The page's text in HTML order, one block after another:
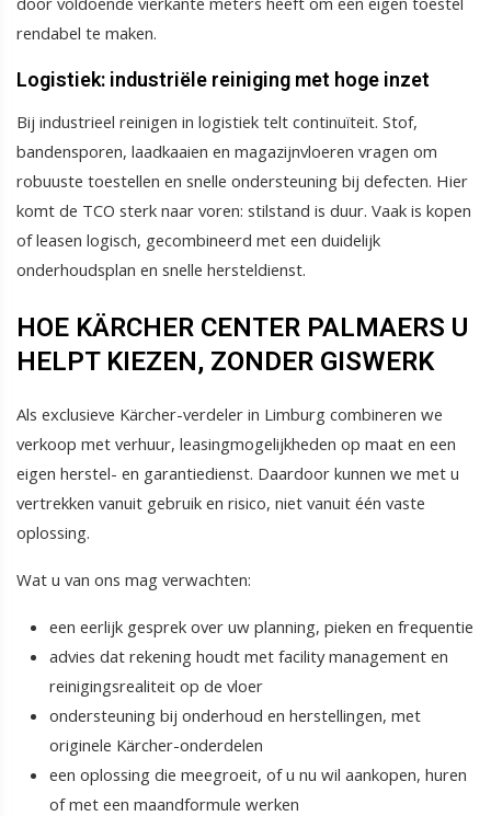
rendabel te maken.
Logistiek: industriële reiniging met hoge inzet
Bij industrieel reinigen in logistiek telt continuïteit. Stof,
bandensporen, laadkaaien en magazijnvloeren vragen om
robuuste toestellen en snelle ondersteuning bij defecten. Hier
komt de TCO sterk naar voren: stilstand is duur. Vaak is kopen
of leasen logisch, gecombineerd met een duidelijk
onderhoudsplan en snelle hersteldienst.
HOE KÄRCHER CENTER PALMAERS U
HELPT KIEZEN, ZONDER GISWERK
Als exclusieve Kärcher-verdeler in Limburg combineren we
verkoop met verhuur, leasingmogelijkheden op maat en een
eigen herstel- en garantiedienst. Daardoor kunnen we met u
vertrekken vanuit gebruik en risico, niet vanuit één vaste
oplossing.
Wat u van ons mag verwachten:
een eerlijk gesprek over uw planning, pieken en frequentie
advies dat rekening houdt met facility management en
reinigingsrealiteit op de vloer
ondersteuning bij onderhoud en herstellingen, met
originele Kärcher-onderdelen
een oplossing die meegroeit, of u nu wil aankopen, huren
of met een maandformule werken